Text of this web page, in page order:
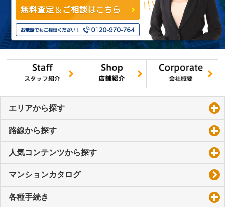
エリアから探す
路線から探す
人気コンテンツから探す
マンションカタログ
各種手続き